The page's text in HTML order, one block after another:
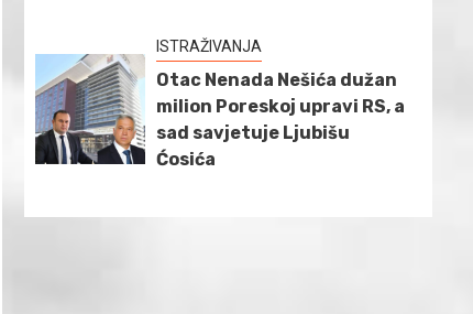
ISTRAŽIVANJA
Otac Nenada Nešića dužan
milion Poreskoj upravi RS, a
sad savjetuje Ljubišu
Ćosića